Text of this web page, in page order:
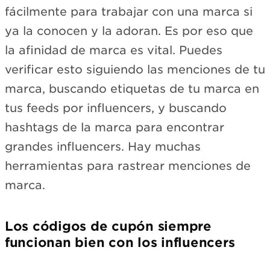
fácilmente para trabajar con una marca si
ya la conocen y la adoran. Es por eso que
la afinidad de marca es vital. Puedes
verificar esto siguiendo las menciones de tu
marca, buscando etiquetas de tu marca en
tus feeds por influencers, y buscando
hashtags de la marca para encontrar
grandes influencers. Hay muchas
herramientas para rastrear menciones de
marca.
Los códigos de cupón siempre
funcionan bien con los influencers